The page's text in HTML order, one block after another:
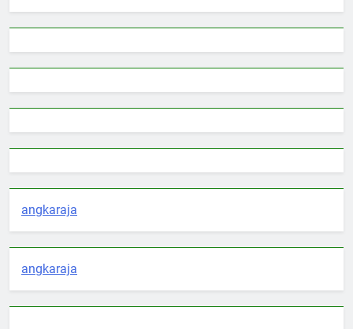
angkaraja
angkaraja